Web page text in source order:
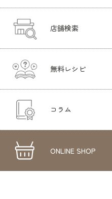
店舗検索
無料レシピ
コラム
ONLINE SHOP